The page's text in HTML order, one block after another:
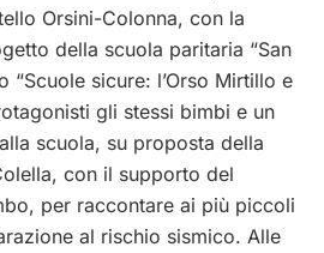
Orsini-Colonna, con la
della scuola paritaria “San
“Scuole sicure: l’Orso Mirtillo e
gli stessi bimbi e un
scuola, su proposta della
con il supporto del
per raccontare ai più piccoli
al rischio sismico. Alle